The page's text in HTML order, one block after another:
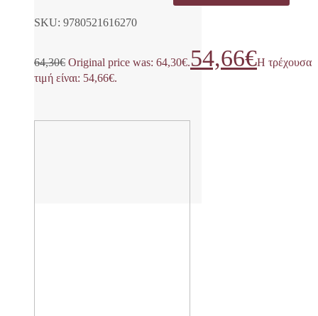
SKU: 9780521616270
64,30€ Original price was: 64,30€.54,66€Η τρέχουσα
τιμή είναι: 54,66€.